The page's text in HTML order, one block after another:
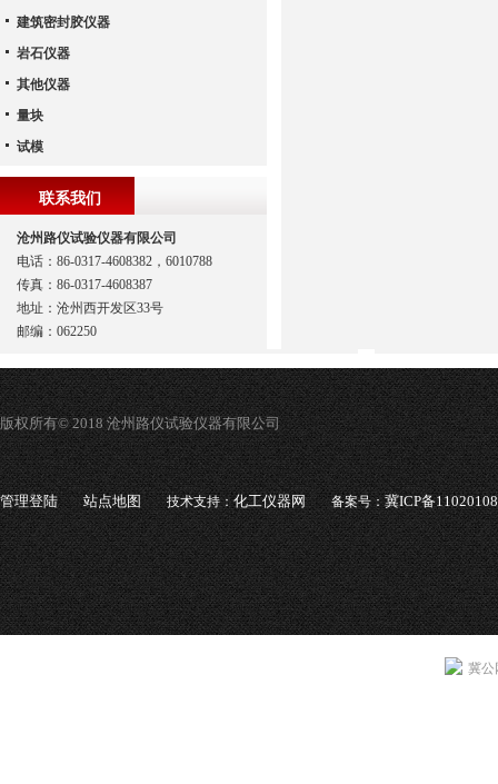
建筑密封胶仪器
岩石仪器
其他仪器
量块
试模
联系我们
沧州路仪试验仪器有限公司
电话：86-0317-4608382，6010788
传真：86-0317-4608387
地址：沧州西开发区33号
邮编：062250
版权所有© 2018 沧州路仪试验仪器有限公司
管理登陆 站点地图 技术支持：化工仪器网 备案号：冀ICP备
冀公